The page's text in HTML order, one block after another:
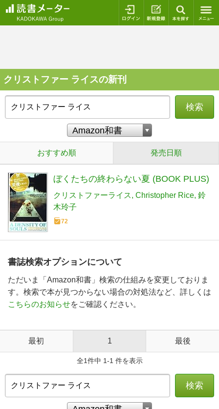
ログイン 新規登録
クリストファー ライスの新刊
検索
おすすめ順 発売日順
ぼくたちの終わらない夏 (BOOK PLUS)
クリストファーライス Christopher Rice 鈴
木玲子
72
書誌検索オプションについて
ただいま「Amazon和書」検索の仕組みを変更しておりま
す。検索で本が見つからない場合の対処法など、詳しくは
こちらのお知らせをご確認ください。
最初 1 最後
全1件中 1-1 件を表示
検索